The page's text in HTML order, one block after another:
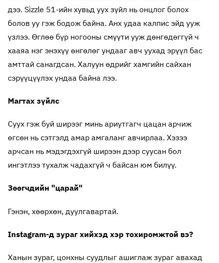
дээ. Sizzle 51-ийн хувьд уух зүйл нь онцлог болох
болов уу гэж бодож байна. Анх удаа калпис эйд ууж
үзлээ. Өглөө бүр ногооны смүүти ууж дөнгөдөггүй ч
хааяа нэг энэхүү өнгөлөг ундааг авч уухад эрүүл бас
амттай санагдсан. Халуун өдрийг хамгийн сайхан
сэрүүцүүлэх ундаа байна лээ.
Магтах зүйлс
Суух гэж буй ширээг минь ариутгагч цацан арчиж
өгсөн нь сэтгэлд амар амгаланг авчирлаа. Хэзээ
арчсан нь мэдэгдэхгүй ширээн дээр суусан бол
ингэтлээ тухалж чадахгүй ч байсан юм билүү.
Зөөгчдийн "царай"
Гэнэн, хөөрхөн, дуулгавартай.
Instagram-д зураг хийхэд хэр тохиромжтой вэ?
Ханын зураг, цонхны суудлыг ашиглаж зураг авахад